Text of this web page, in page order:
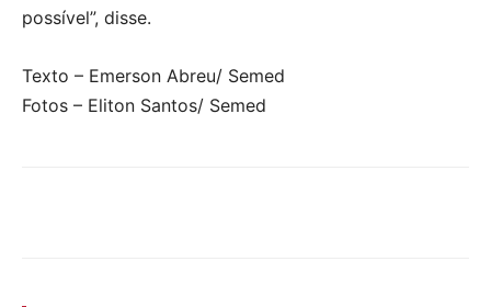
possível”, disse.
Texto – Emerson Abreu/ Semed
Fotos – Eliton Santos/ Semed